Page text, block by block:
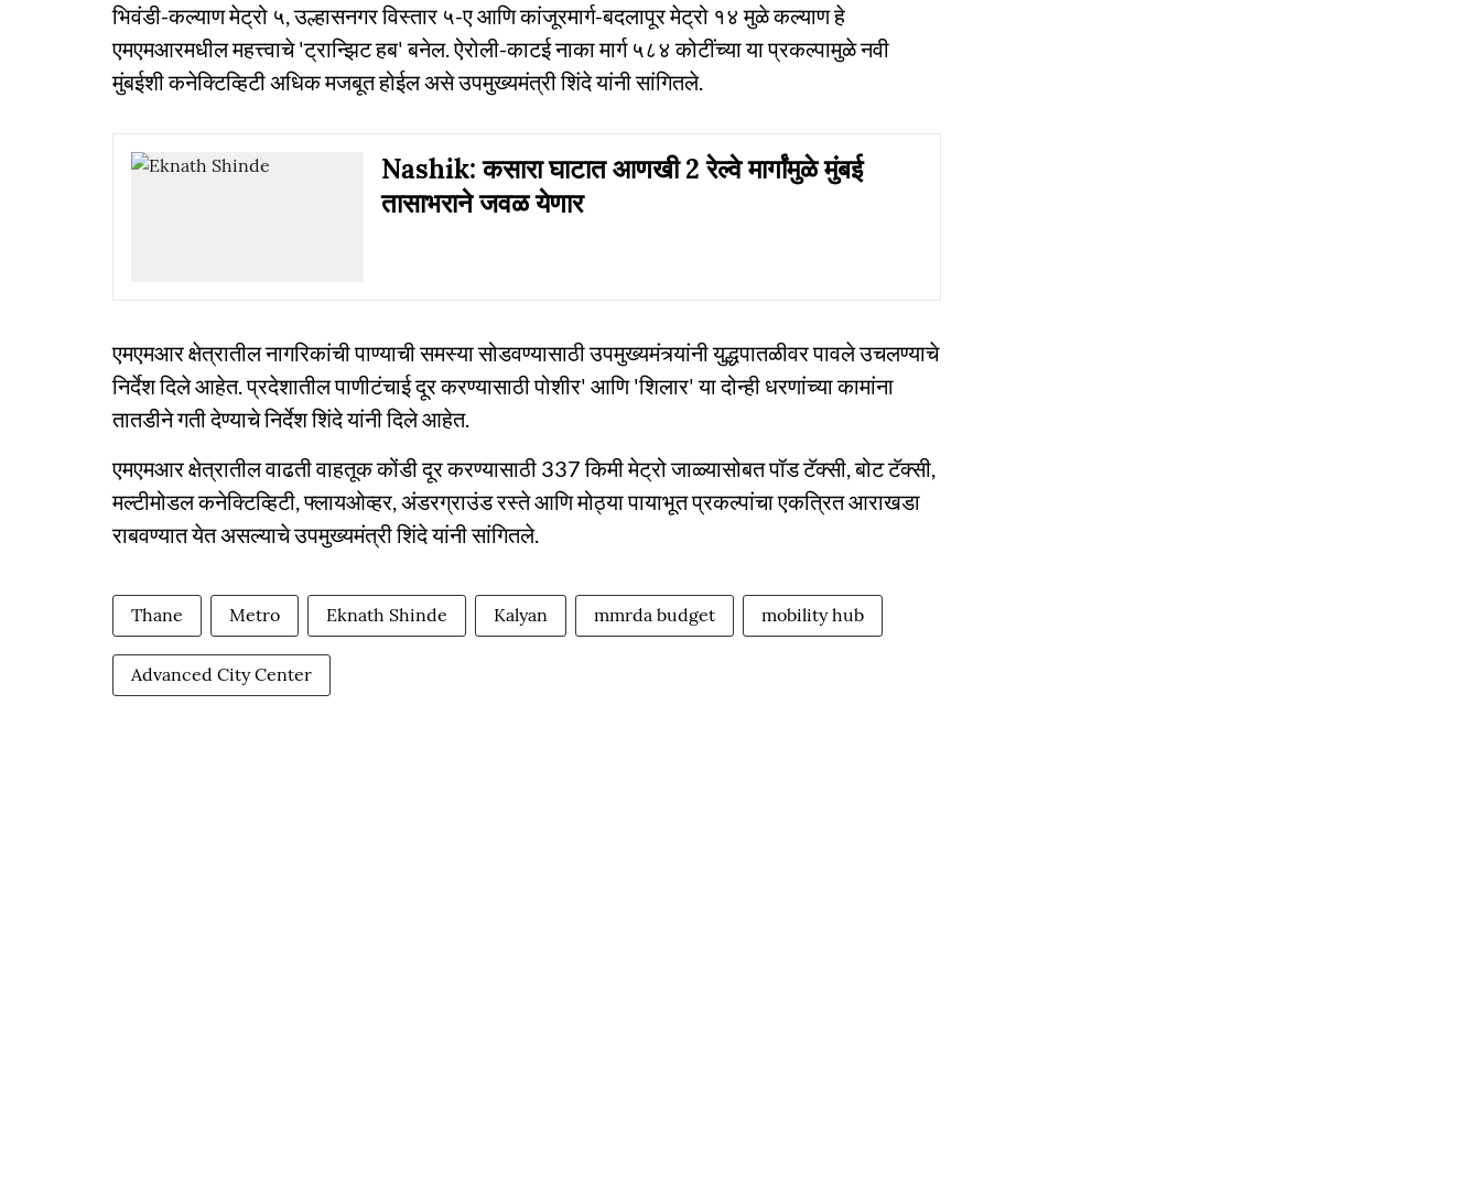
भिवंडी-कल्याण मेट्रो ५, उल्हासनगर विस्तार ५-ए आणि कांजूरमार्ग-बदलापूर मेट्रो १४ मुळे कल्याण हे
एमएमआरमधील महत्त्वाचे 'ट्रान्झिट हब' बनेल. ऐरोली-काटई नाका मार्ग ५८४ कोटींच्या या प्रकल्पामुळे नवी
मुंबईशी कनेक्टिव्हिटी अधिक मजबूत होईल असे उपमुख्यमंत्री शिंदे यांनी सांगितले.
Nashik: कसारा घाटात आणखी 2 रेल्वे मार्गांमुळे मुंबई
तासाभराने जवळ येणार
एमएमआर क्षेत्रातील नागरिकांची पाण्याची समस्या सोडवण्यासाठी उपमुख्यमंत्र्यांनी युद्धपातळीवर पावले उचलण्याचे
निर्देश दिले आहेत. प्रदेशातील पाणीटंचाई दूर करण्यासाठी पोशीर' आणि 'शिलार' या दोन्ही धरणांच्या कामांना
तातडीने गती देण्याचे निर्देश शिंदे यांनी दिले आहेत.
एमएमआर क्षेत्रातील वाढती वाहतूक कोंडी दूर करण्यासाठी 337 किमी मेट्रो जाळ्यासोबत पॉड टॅक्सी, बोट टॅक्सी,
मल्टीमोडल कनेक्टिव्हिटी, फ्लायओव्हर, अंडरग्राउंड रस्ते आणि मोठ्या पायाभूत प्रकल्पांचा एकत्रित आराखडा
राबवण्यात येत असल्याचे उपमुख्यमंत्री शिंदे यांनी सांगितले.
Thane Metro Eknath Shinde Kalyan mmrda budget mobility hub
Advanced City Center